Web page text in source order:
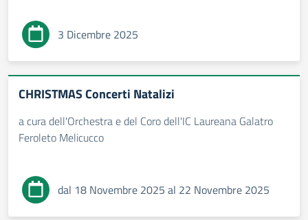
3 Dicembre 2025
CHRISTMAS Concerti Natalizi
a cura dell'Orchestra e del Coro dell'IC Laureana Galatro
Feroleto Melicucco
dal 18 Novembre 2025 al 22 Novembre 2025